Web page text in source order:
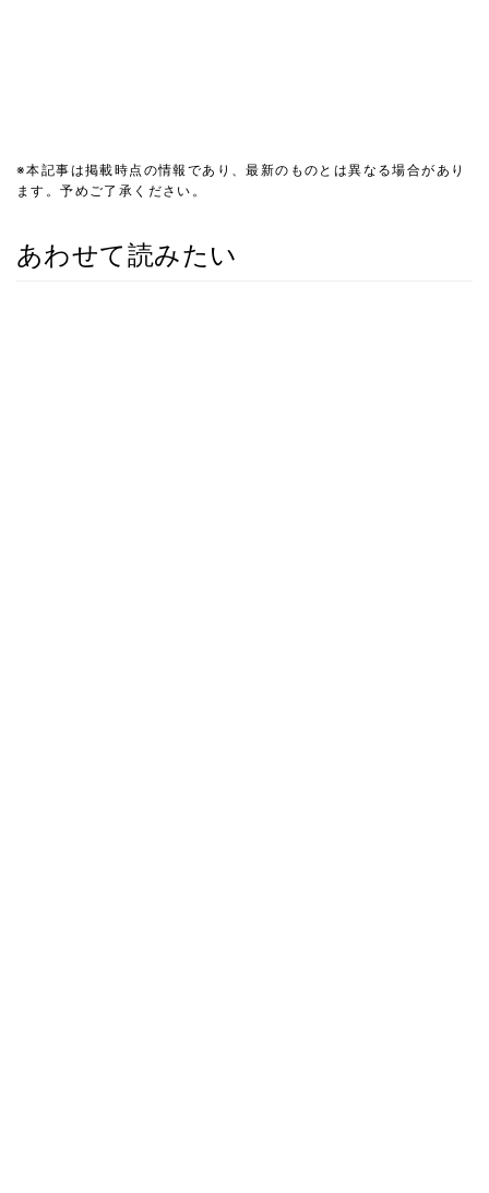
※本記事は掲載時点の情報であり、最新のものとは異なる場合があり
ます。予めご了承ください。
あわせて読みたい